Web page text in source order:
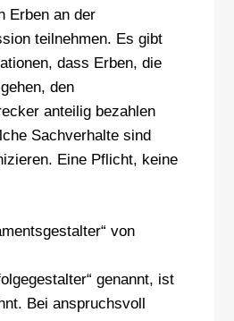
Erben an der
teilnehmen. Es gibt
dass Erben, die
den
anteilig bezahlen
Sachverhalte sind
Eine Pflicht, keine
von
genannt, ist
Bei anspruchsvoll